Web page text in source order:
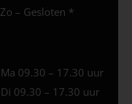
Zo – Gesloten *
Ma 09.30 – 17.30 uur
Di 09.30 – 17.30 uur